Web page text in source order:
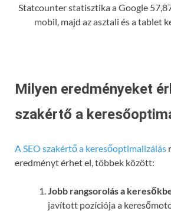
Statcounter statisztika a Google
mobil, majd az asztali és a tablet
Milyen eredményeket
szakértő a
A SEO szakértő a keresőoptimalizálás
eredményt érhet el, többek között:
Jobb rangsorolás a
javított pozíciója a